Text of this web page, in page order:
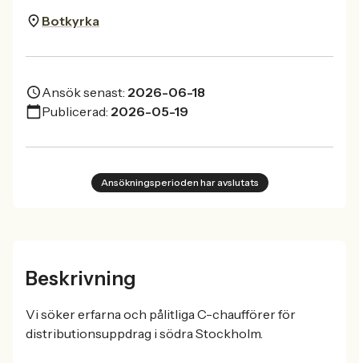
Botkyrka
Ansök senast: 2026-06-18
Publicerad: 2026-05-19
Ansökningsperioden har avslutats
Beskrivning
Vi söker erfarna och pålitliga C-chaufförer för
distributionsuppdrag i södra Stockholm.